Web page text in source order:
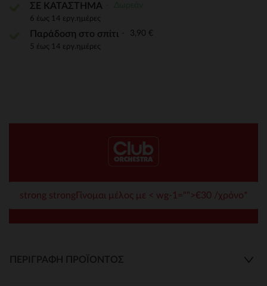
ΣΕ ΚΑΤΑΣΤΗΜΑ
6 έως 14 εργ.ημέρες
Παράδοση στο σπίτι 3,90 €
5 έως 14 εργ.ημέρες
strong strongΓίνομαι μέλος με < wg-1="">€30 /χρόνο*
ΠΕΡΙΓΡΑΦΉ ΠΡΟΪΌΝΤΟΣ